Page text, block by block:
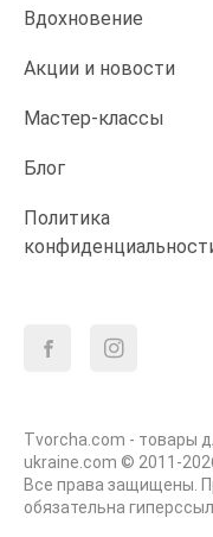
Вдохновение
Акции и новости
Мастер-классы
Блог
Политика
Tvorcha.com - товары
ukraine.com © 2011-
Все права защищены.
обязательна